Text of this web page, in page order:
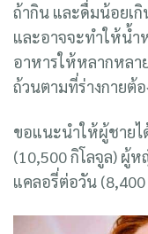
ถ้ากิน และดื่มน้อยเ
และอาจจะทำให้น้ำ
อาหารให้หลากหลา
ถ้วนตามที่ร่างกายต้อ
ขอแนะนำให้ผู้ชาย
(10,500 กิโลจูล) ผู้
แคลอรี่ต่อวัน (8,400